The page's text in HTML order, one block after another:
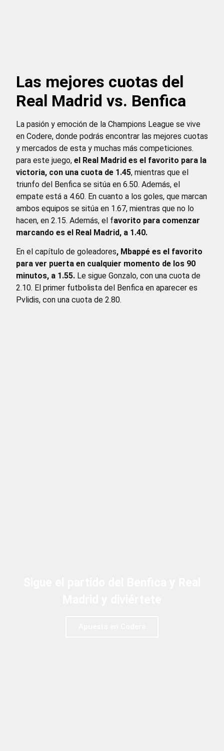
Las mejores cuotas del
Real Madrid vs. Benfica
La pasión y emoción de la Champions League se vive
en Codere, donde podrás encontrar las mejores cuotas
y mercados de esta y muchas más competiciones.
para este juego, el Real Madrid es el favorito para la
victoria, con una cuota de 1.45, mientras que el
triunfo del Benfica se sitúa en 6.50. Además, el
empate está a 4.60. En cuanto a los goles, que marcan
ambos equipos se sitúa en 1.67, mientras que no lo
hacen, en 2.15. Además, el favorito para comenzar
marcando es el Real Madrid, a 1.40.
En el capítulo de goleadores, Mbappé es el favorito
para ver puerta en cualquier momento de los 90
minutos, a 1.55. Le sigue Gonzalo, con una cuota de
2.10. El primer futbolista del Benfica en aparecer es
Pvlidis, con una cuota de 2.80.